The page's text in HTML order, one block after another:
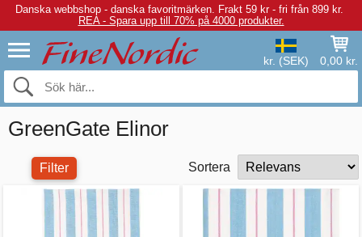
Danska webbshop - danska favoritmärken. Frakt 59 kr - fri från 899 kr.
REA - Spara upp till 70% på 4000 produkter.
kr. (SEK) 0,00 kr.
GreenGate Elinor
Filter Sortera